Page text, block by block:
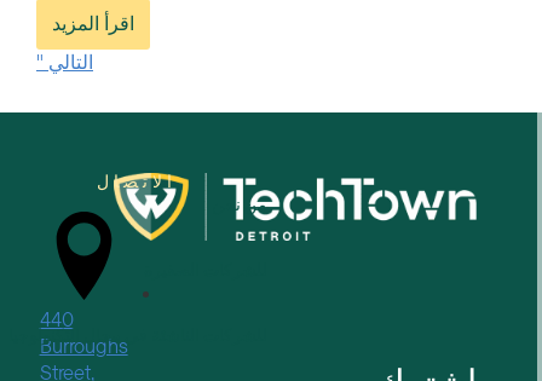
اقرأ المزيد
التالي "
من نحن
للشركات الناشئة في مجال التكنولوجيا
الاتصال
440
Burroughs
Street,